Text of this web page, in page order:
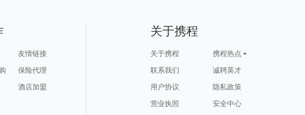
友情链接
保险代理
酒店加盟
关于携程
关于携程
携程热点
联系我们
诚聘英才
用户协议
隐私政策
营业执照
安全中心